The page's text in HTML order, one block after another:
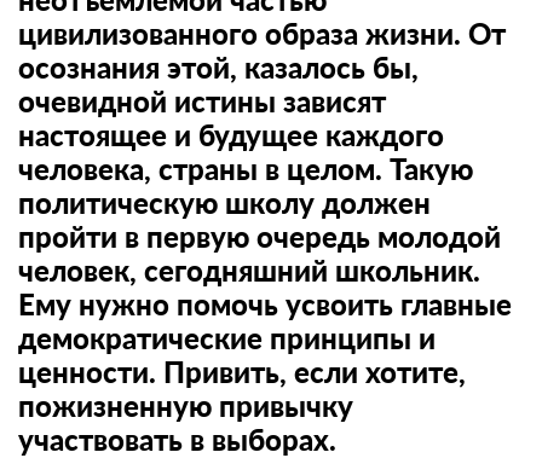
цивилизованного образа жизни. От
осознания этой, казалось бы,
очевидной истины зависят
настоящее и будущее каждого
человека, страны в целом. Такую
политическую школу должен
пройти в первую очередь молодой
человек, сегодняшний школьник.
Ему нужно помочь усвоить главные
демократические принципы и
ценности. Привить, если хотите,
пожизненную привычку
участвовать в выборах.